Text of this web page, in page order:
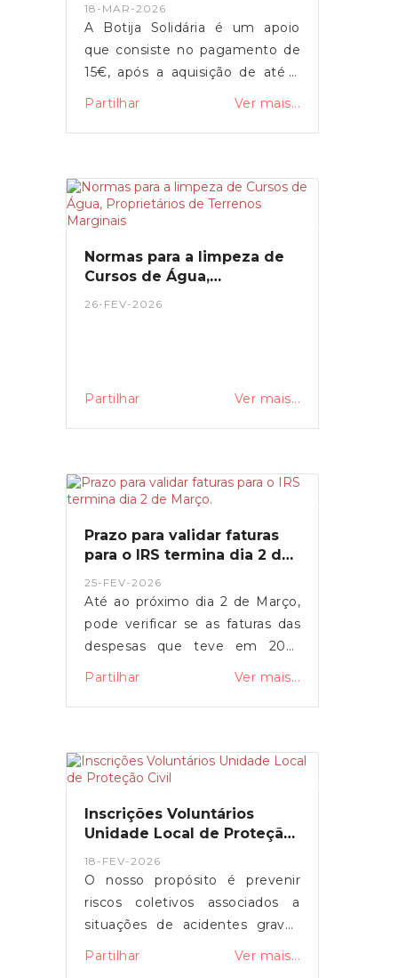
18-MAR-2026
A Botija Solidária é um apoio
que consiste no pagamento de
15€, após a aquisição de até 2
garrafas de gás, por mês de
unidades anuais, entre Janeiro e
verba esgotar.
Partilhar Ver mais...
Normas para a limpeza de
Cursos de Água,
26-FEV-2026
Partilhar Ver mais...
Prazo para validar faturas
para o IRS termina dia 2 de
25-FEV-2026
Até ao próximo dia 2 de Março,
pode verificar se as faturas das
despesas que teve em 2025
estão corretamente
entram no cálculo das deduções
surjam dúvidas ou questões,
pode contar com a União das
connosco, nós vamos ajudar.
Partilhar Ver mais...
Inscrições Voluntários
Unidade Local de Proteção
18-FEV-2026
O nosso propósito é prevenir
riscos coletivos associados a
situações de acidentes graves
ou catástrofes, minimizar os
Partilhar Ver mais...